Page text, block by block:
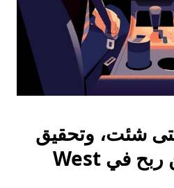
شئت، وتحقيق
ما تحتاج إليه من ربح في West